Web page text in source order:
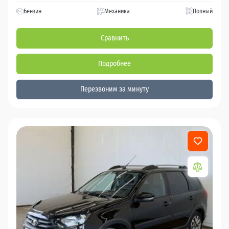
Бензин Механика Полный
Сравнить
Подробнее
Перезвоним за минуту